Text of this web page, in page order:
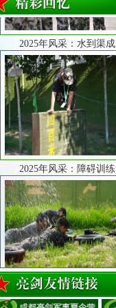
2025年风采：水到渠成
2025年风采：障碍训练
2025年风采：魔鬼训练